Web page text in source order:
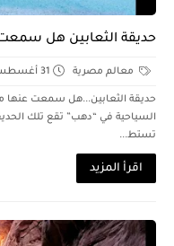
حديقة الثعابين هل
معالم مصرية 31 أغسطس 2022
حديقة الثعابين...هل سمعت عنها
السياحية في “دهب” تقع تلك
تستط...
اقرأ المزيد